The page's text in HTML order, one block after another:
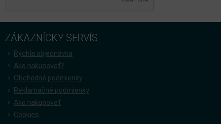
ZÁKAZNÍCKY SERVÍS
Rýchla objednávka
Ako nakupovať?
Obchodné podmienky
Reklamačné podmienky
Ako nakupovať
Cookies